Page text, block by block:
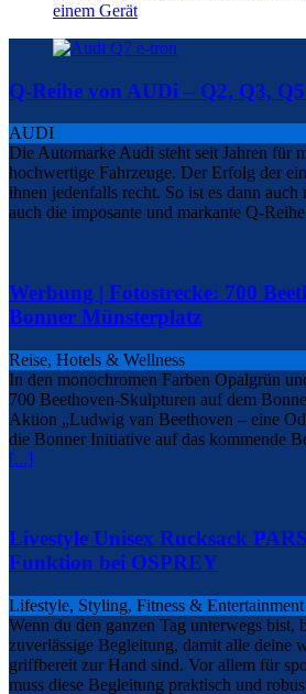
einem Gerät
Q-Reihe von AUDi – Q2, Q3,
AUDI
Die Automarke Audi steht seit Jahren für
hochwertige Fahrzeuge. Der Erfolg der
ihnen jedenfalls recht. So ist es dann
auch die imposante und markante Q-Reihe
Werbung | Fotostrecke: 700
Bonner Münsterplatz
Reise, Hotels & Wellness
In den monochromen Farben Opalgrün
700 Beethoven-Skulpturen auf dem
Aktion „Ludwig van Beethoven – eine
die Bonner Initiative auf das kommende
[...]
Livestyle Unisex Rucksack
Funktion bei OSPREY
Lifestyle, Styling, Fitness & Entertainment
Wenn du den ganzen Tag unterwegs bist,
zuverlässige Begleitung, damit alle deine
griffbereit zur Hand sind. Vor allem für
muss diese Begleitung praktisch und